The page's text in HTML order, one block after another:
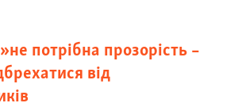
не потрібна прозорість –
від